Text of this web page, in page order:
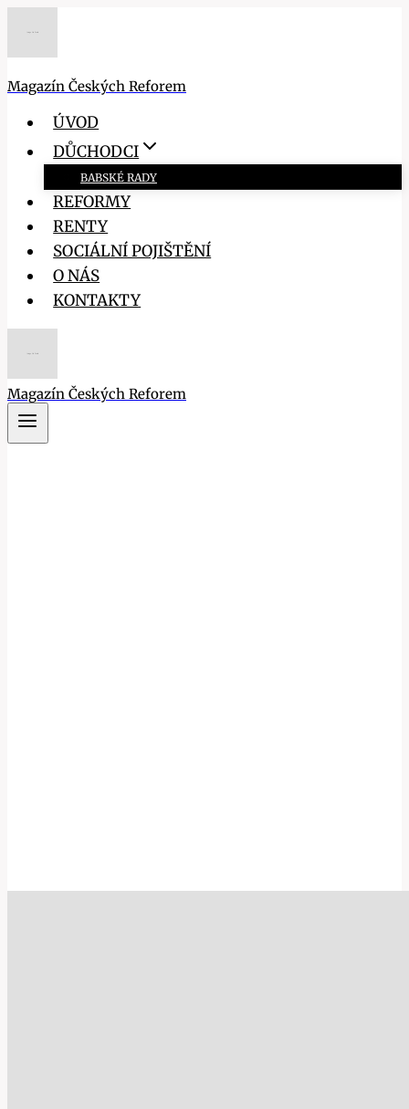
Magazín Českých Reforem
ÚVOD
DŮCHODCI
BABSKÉ RADY
REFORMY
RENTY
SOCIÁLNÍ POJIŠTĚNÍ
O NÁS
KONTAKTY
Magazín Českých Reforem